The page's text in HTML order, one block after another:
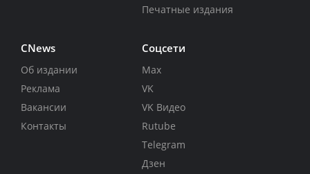
Печатные издания
CNews
Об издании
Реклама
Вакансии
Контакты
Соцсети
Max
VK
VK Видео
Rutube
Telegram
Дзен